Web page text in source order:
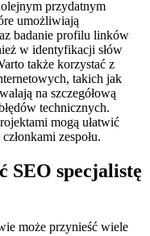
przydatnym
umożliwiają
badanie profilu linków
w identyfikacji słów
także korzystać z
takich jak
na szczegółową
technicznych.
mogą ułatwić
zespołu.
SEO specjalistę
może przynieść wiele